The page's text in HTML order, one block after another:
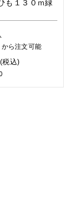
も１３０ｍ緑
から注文可能
(税込)